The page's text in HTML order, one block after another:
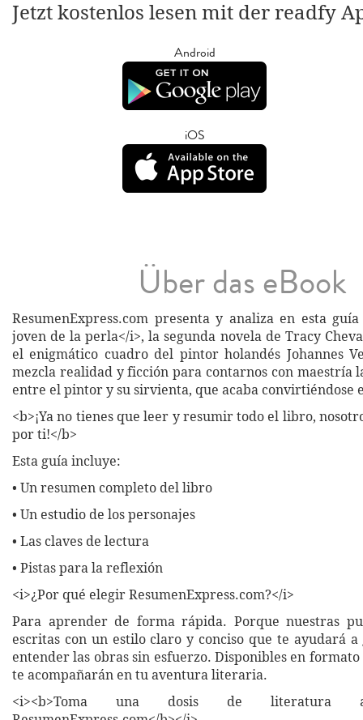
Jetzt kostenlos lesen mit der readfy
Android
iOS
Über das eBook
ResumenExpress.com presenta y analiza en esta
joven de la perla</i>, la segunda novela de Tracy
el enigmático cuadro del pintor holandés Johannes
mezcla realidad y ficción para contarnos con maestría
entre el pintor y su sirvienta, que acaba convirtiéndose
<b>¡Ya no tienes que leer y resumir todo el libro,
por ti!</b>
Esta guía incluye:
• Un resumen completo del libro
• Un estudio de los personajes
• Las claves de lectura
• Pistas para la reflexión
<i>¿Por qué elegir ResumenExpress.com?</i>
Para aprender de forma rápida. Porque nuestras
escritas con un estilo claro y conciso que te ayudará
entender las obras sin esfuerzo. Disponibles en
te acompañarán en tu aventura literaria.
<i><b>Toma una dosis de literatura